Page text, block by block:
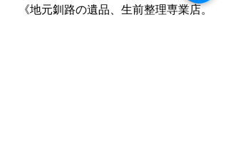
【氏名又は名称】早坂昭平